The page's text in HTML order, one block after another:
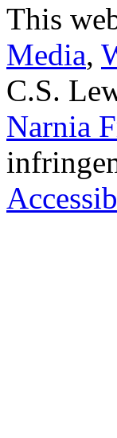
This
Media,
C.S.
Narnia